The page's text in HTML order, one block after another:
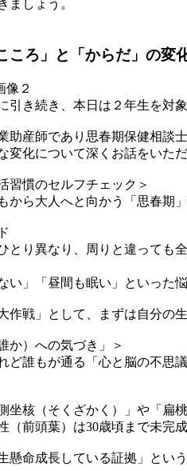
ましょう。
ころ」と「からだ」の変
き続き、本日は２年生を対
産師であり思春期保健相談
変化について深くお話をいただ
習慣のセルフチェック＞
ら大人へと向かう「思春期
り異なり、周りと違っても全
」「昼間も眠い」といった
戦」として、まずは自分の
か）への気づき」＞
誰もが通る「心と脳の不思議
核（そくざかく）」や「扁
前頭葉）は30歳頃まで未完成
命成長している証拠」とい